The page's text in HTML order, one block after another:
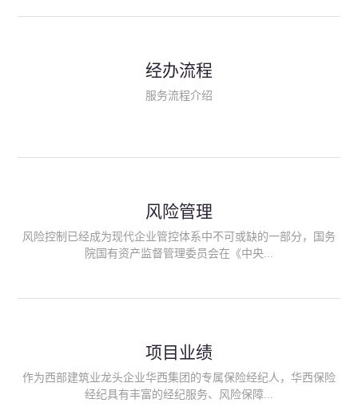
险、政府公共安全责任保险/自然灾害公众责任保险、精神病监护
人责任险、首台套/首版次保险、科技保险等）；（三）传统财产
险产品；（六）保险招投标业务。随着业务的开展，华西经纪会
供专业、优质的保险经纪服务。
经办流程
服务流程介绍
风险管理
风险控制已经成为现代企业管控体系中不可或缺的一部分，国务
院国有资产监督管理委员会在《中央...
能够为客户降低风险管理成本，提高经营效率；能够为企业提供
从风险评估、风险分析、风险防范、风险转移到灾后防损、索赔
等全方位、全过程、专家式的服务，拓展和深化由保险公司提供
项目业绩
作为西部建筑业龙头企业华西集团的专属保险经纪人，华西保险
经纪具有丰富的经纪服务、风险保障...